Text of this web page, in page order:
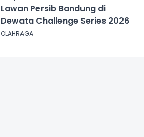
Lawan Persib Bandung di
Dewata Challenge Series 2026
OLAHRAGA